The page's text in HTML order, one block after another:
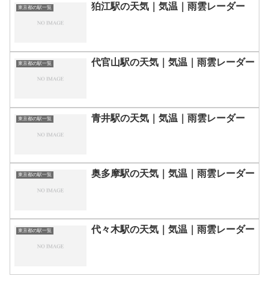
東京都の駅一覧 狛江駅の天気｜気温｜雨雲レーダー
東京都の駅一覧 代官山駅の天気｜気温｜雨雲レーダー
東京都の駅一覧 青井駅の天気｜気温｜雨雲レーダー
東京都の駅一覧 奥多摩駅の天気｜気温｜雨雲レーダー
東京都の駅一覧 代々木駅の天気｜気温｜雨雲レーダー